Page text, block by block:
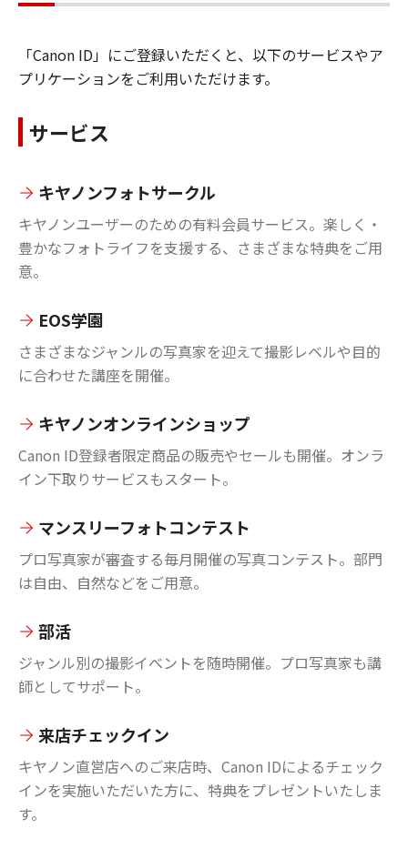
「Canon ID」にご登録いただくと、以下のサービスやア
プリケーションをご利用いただけます。
サービス
キヤノンフォトサークル
キヤノンユーザーのための有料会員サービス。楽しく・
豊かなフォトライフを支援する、さまざまな特典をご用
意。
EOS学園
さまざまなジャンルの写真家を迎えて撮影レベルや目的
に合わせた講座を開催。
キヤノンオンラインショップ
Canon ID登録者限定商品の販売やセールも開催。オンラ
イン下取りサービスもスタート。
マンスリーフォトコンテスト
プロ写真家が審査する毎月開催の写真コンテスト。部門
は自由、自然などをご用意。
部活
ジャンル別の撮影イベントを随時開催。プロ写真家も講
師としてサポート。
来店チェックイン
キヤノン直営店へのご来店時、Canon IDによるチェック
インを実施いただいた方に、特典をプレゼントいたしま
す。